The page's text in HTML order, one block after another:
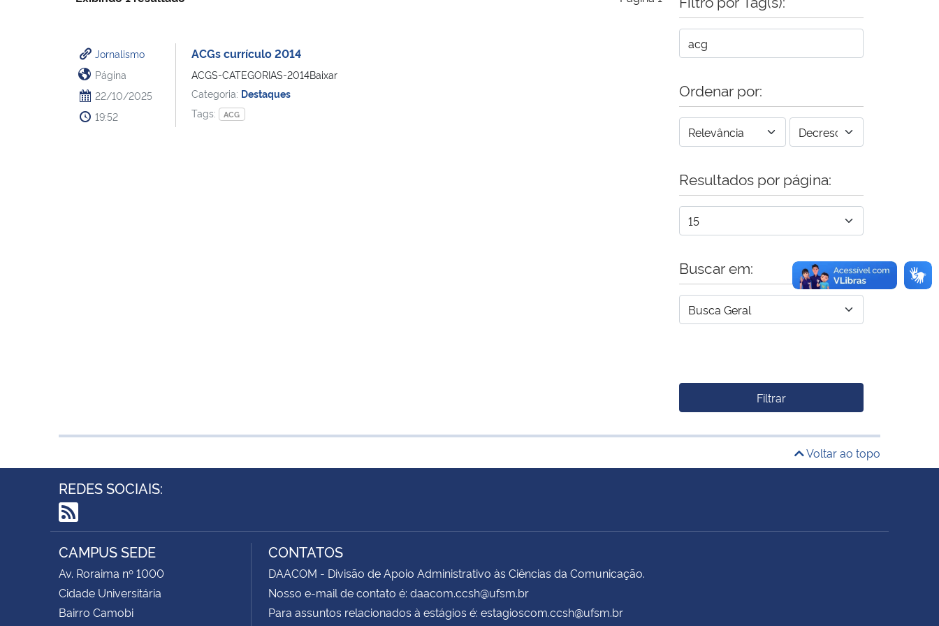
Jornalismo
Página
22/10/2025
19:52
ACGs currículo 2014
ACGS-CATEGORIAS-2014Baixar
Categoria: Destaques
Tags:
ACG
Ordenar por:
Resultados por página:
Buscar em:
Filtrar
Voltar ao topo
REDES SOCIAIS:
RSS
CAMPUS SEDE
Av. Roraima nº 1000
Cidade Universitária
Bairro Camobi
CONTATOS
DAACOM - Divisão de Apoio Administrativo às Ciências da Comunicação.
Nosso e-mail de contato é: daacom.ccsh@ufsm.br
Para assuntos relacionados à estágios é: estagioscom.ccsh@ufsm.br